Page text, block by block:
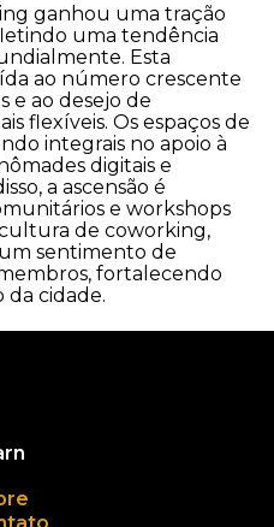
ganhou uma tração
uma tendência
Esta
ao número crescente
e ao desejo de
flexíveis. Os espaços de
integrais no apoio à
digitais e
a ascensão é
e workshops
de coworking,
sentimento de
fortalecendo
da cidade.